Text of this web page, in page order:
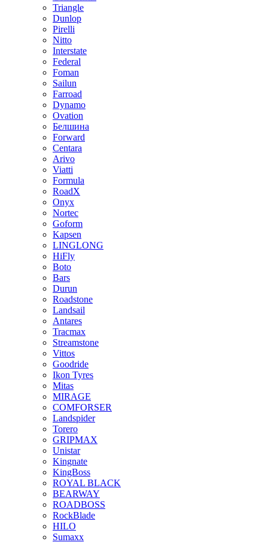
Triangle
Dunlop
Pirelli
Nitto
Interstate
Federal
Foman
Sailun
Farroad
Dynamo
Ovation
Белшина
Forward
Centara
Arivo
Viatti
Formula
RoadX
Onyx
Nortec
Goform
Kapsen
LINGLONG
HiFly
Boto
Bars
Durun
Roadstone
Landsail
Antares
Tracmax
Streamstone
Vittos
Goodride
Ikon Tyres
Mitas
MIRAGE
COMFORSER
Landspider
Torero
GRIPMAX
Unistar
Kingnate
KingBoss
ROYAL BLACK
BEARWAY
ROADBOSS
RockBlade
HILO
Sumaxx